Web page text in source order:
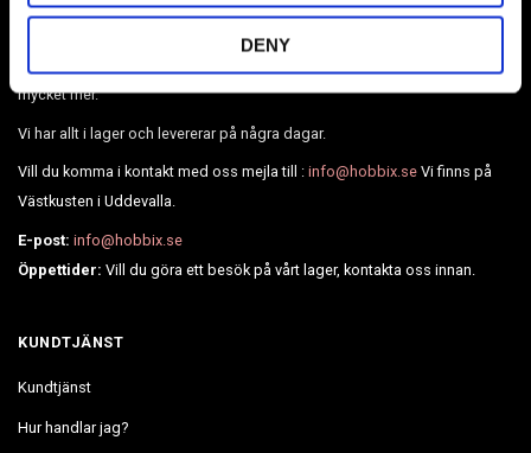
DENY
Sveriges största webshop inom paracord & tillbehör. Vi har också
mycket mer.
Vi har allt i lager och levererar på några dagar.
Vill du komma i kontakt med oss mejla till :info@hobbix.se Vi finns på
Västkusten i Uddevalla.
E-post: info@hobbix.se
Öppettider: Vill du göra ett besök på vårt lager, kontakta oss innan.
KUNDTJÄNST
Kundtjänst
Hur handlar jag?